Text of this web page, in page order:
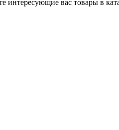
интересующие вас товары в